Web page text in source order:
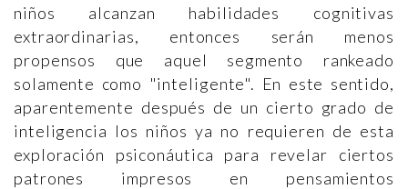
niños alcanzan habilidades cognitivas
extraordinarias, entonces serán menos
propensos que aquel segmento rankeado
solamente como "inteligente". En este sentido,
aparentemente después de un cierto grado de
inteligencia los niños ya no requieren de esta
exploración psiconáutica para revelar ciertos
patrones impresos en pensamientos